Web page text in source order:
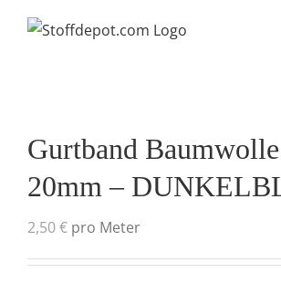
Gurtband
20mm –
2,50€ pro Meter